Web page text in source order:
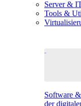
Server &
Tools &
Software
der